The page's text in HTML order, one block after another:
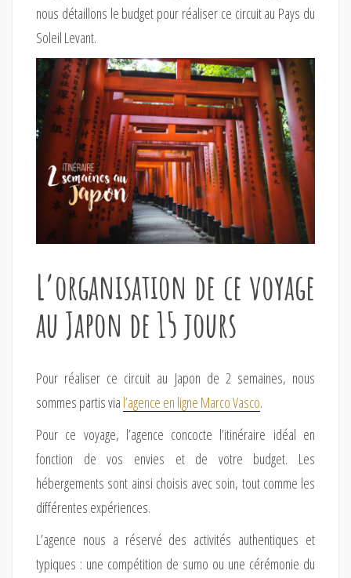
nous détaillons le budget pour réaliser ce circuit au Pays du
Soleil Levant.
L’organisation de ce voyage
au Japon de 15 jours
Pour réaliser ce circuit au Japon de 2 semaines, nous
sommes partis via l’agence en ligne Marco Vasco.
Pour ce voyage, l’agence concocte l’itinéraire idéal en
fonction de vos envies et de votre budget. Les
hébergements sont ainsi choisis avec soin, tout comme les
différentes expériences.
L’agence nous a réservé des activités authentiques et
typiques : une compétition de sumo ou une cérémonie du